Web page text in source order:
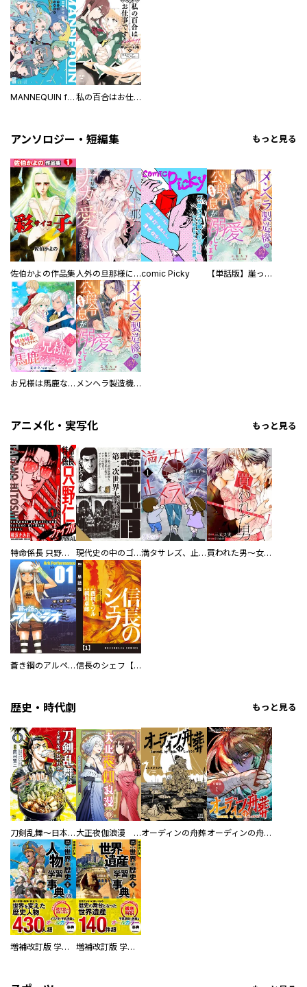
MANNEQUIN feat. 初音ミク コミックアンソロジー 私の百合はお仕事です！ 公式コミックアンソロジー
アンソロジー・短編集 もっと見る
佐伯かよの作品集 人外の旦那様に娶られ毎晩ナカまで愛される…。アンソロジーcomic Picky 【単話版】崖っぷち令嬢ですが、意地と策略で幸せになります！シリーズ
お兄様は馬鹿なんですか？～地味王女は婚約破棄に巻き込まれる～ メンヘラ製造機の公爵令息（過保護）が溺愛してきます
アニメ化・実写化 もっと見る
特命係長 只野仁ファイナル 愛蔵版 現代史の中のゴルゴ13 満タサレズ、止メラレズ 買われた男～女性限定快感セラピスト～【描き下ろしおまけ付き特装版】
蒼き鋼のアルペジオ 信長のシェフ【単話版】
歴史・時代劇 もっと見る
刀剣乱舞～日本号つれづれ酒～ 大正夜伽浪漫 －金曜日の花嫁—オーディンの舟葬 オーディンの舟葬 分冊版
増補改訂版 学研まんが NEW世界の歴史 別巻 人物学習事典 増補改訂版 学研まんが NEW世界の歴史 別巻 世界遺産学習事典